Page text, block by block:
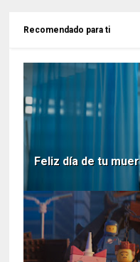
Recomendado para ti
Feliz día de tu